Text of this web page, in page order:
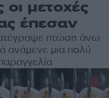
μετοχές
έπεσαν
πτώση άνω
ανάμενε μια πολύ